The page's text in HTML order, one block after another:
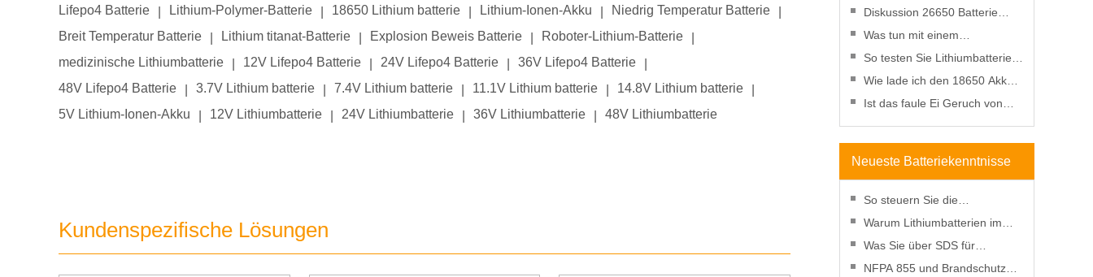
Lifepo4 Batterie
Lithium-Polymer-Batterie 18650 Lithium batterie Lithium-Ionen-Akku Niedrig Temperatur Batterie
Breit Temperatur Batterie
Lithium titanat-Batterie Explosion Beweis Batterie Roboter-Lithium-Batterie
medizinische Lithiumbatterie
12V Lifepo4 Batterie 24V Lifepo4 Batterie 36V Lifepo4 Batterie
48V Lifepo4 Batterie
3.7V Lithium batterie 7.4V Lithium batterie 11.1V Lithium batterie 14.8V Lithium batterie
5V Lithium-Ionen-Akku
12V Lithiumbatterie 24V Lithiumbatterie 36V Lithiumbatterie 48V Lithiumbatterie
Kundenspezifische Lösungen
Akku im Gefrierschrank wieder
her?
Diskussion 26650 Batterie
gegen 18650 Batterie
Was tun mit einem
durchstochenen Lithium-
Ionen-Akku?
So testen Sie Lithiumbatterien
mit einem Multimeter
Wie lade ich den 18650 Akku
ohne Ladegerät auf?
Ist das faule Ei Geruch von
einer Batterie gefährliche
Wirkung und Entsorgung
Neueste Batteriekenntnisse
So steuern Sie die
Entladetiefe, um die Leistung
von Lithiumbatterien zu
verbessern
Warum Lithiumbatterien im
Jahr 2025 kostengünstiger
sind als je zuvor
Was Sie über SDS für
Lithiumbatterien wissen
NFPA 855 und Brandschutz